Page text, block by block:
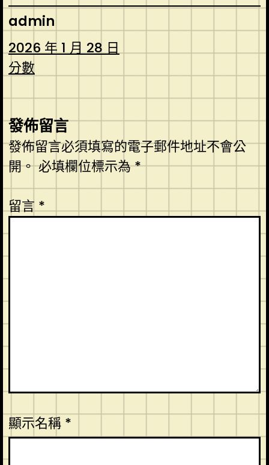
admin
2026 年 1 月 28 日
分數
發佈留言
發佈留言必須填寫的電子郵件地址不會公
開。必填欄位標示為*
留言*
顯示名稱 *